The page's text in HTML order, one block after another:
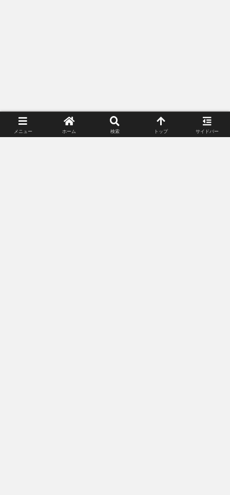
メニュー ホーム 検索 トップ サイドバー